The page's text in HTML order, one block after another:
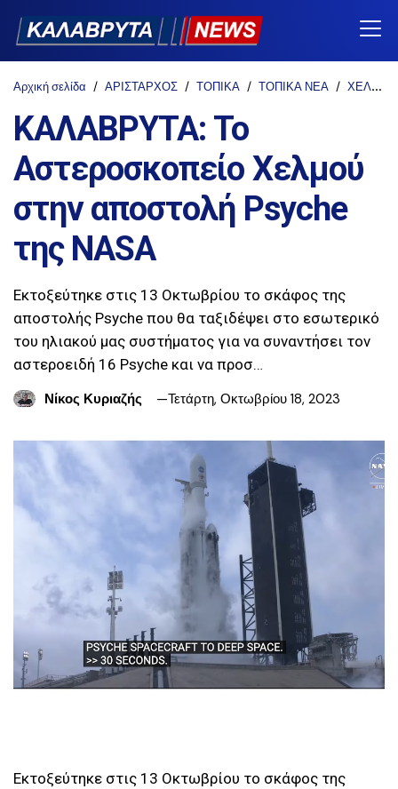
Αρχική σελίδα ΑΡΙΣΤΑΡΧΟΣ ΤΟΠΙΚΑ ΤΟΠΙΚΑ ΝΕΑ ΧΕΛΜΟΣ
ΚΑΛΑΒΡΥΤΑ: Το
Αστεροσκοπείο Χελμού
στην αποστολή Psyche
της NASA
Εκτοξεύτηκε στις 13 Οκτωβρίου το σκάφος της
αποστολής Psyche που θα ταξιδέψει στο εσωτερικό
του ηλιακού μας συστήματος για να συναντήσει τον
αστεροειδή 16 Psyche και να προσ…
Νίκος Κυριαζής
Τετάρτη, Οκτωβρίου 18, 2023
Εκτοξεύτηκε στις 13 Οκτωβρίου το σκάφος της